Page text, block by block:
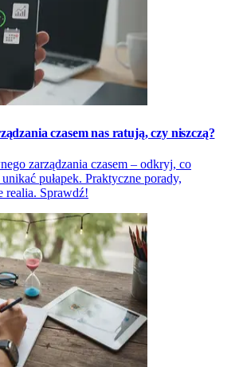
czasem nas ratują, czy niszczą?
zarządzania czasem – odkryj, co
pułapek. Praktyczne porady,
realia. Sprawdź!